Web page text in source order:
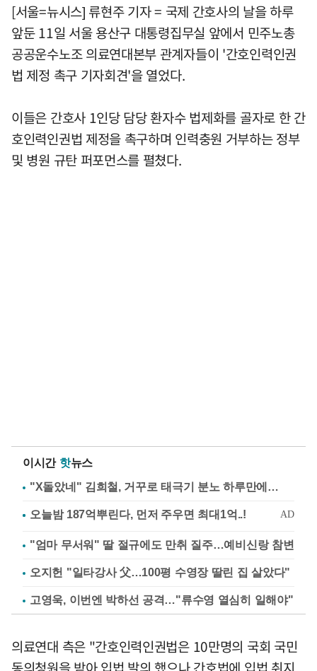
[서울=뉴시스] 류현주 기자 = 국제 간호사의 날을 하루
앞둔 11일 서울 용산구 대통령집무실 앞에서 민주노총
공공운수노조 의료연대본부 관계자들이 '간호인력인권
법 제정 촉구 기자회견'을 열었다.
이들은 간호사 1인당 담당 환자수 법제화를 골자로 한 간
호인력인권법 제정을 촉구하며 인력충원 거부하는 정부
및 병원 규탄 퍼포먼스를 펼쳤다.
이시간 핫뉴스
"X돌았네" 김희철, 거꾸로 태극기 분노 하루만에…
"엄마 무서워" 딸 절규에도 만취 질주…예비신랑 참변
오지헌 "일타강사 父…100평 수영장 딸린 집 살았다"
고영욱, 이번엔 박하선 공격…"류수영 열심히 일해야"
의료연대 측은 "간호인력인권법은 10만명의 국회 국민